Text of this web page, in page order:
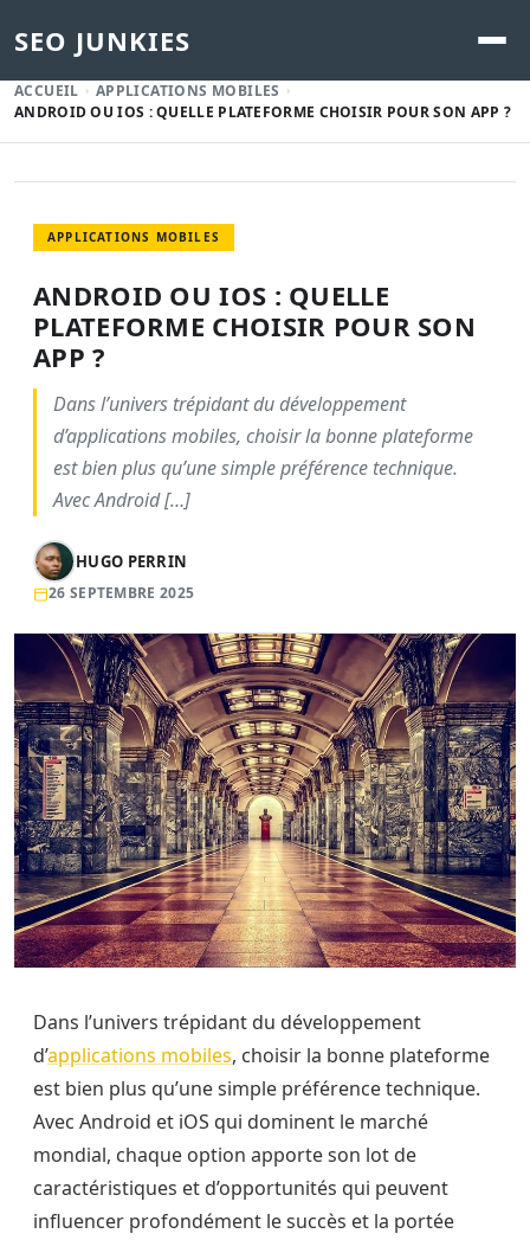
SEO JUNKIES
ACCUEIL
APPLICATIONS MOBILES
ANDROID OU IOS : QUELLE PLATEFORME CHOISIR POUR SON APP ?
APPLICATIONS MOBILES
ANDROID OU IOS : QUELLE
PLATEFORME CHOISIR POUR SON
APP ?
Dans l’univers trépidant du développement
d’applications mobiles, choisir la bonne plateforme
est bien plus qu’une simple préférence technique.
Avec Android […]
HUGO PERRIN
26 SEPTEMBRE 2025
Dans l’univers trépidant du développement
d’applications mobiles, choisir la bonne plateforme
est bien plus qu’une simple préférence technique.
Avec Android et iOS qui dominent le marché
mondial, chaque option apporte son lot de
caractéristiques et d’opportunités qui peuvent
influencer profondément le succès et la portée